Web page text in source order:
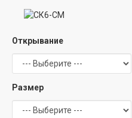
Открывание
Размер